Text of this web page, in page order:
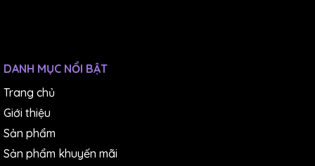
DANH MỤC NỔI BẬT
Trang chủ
Giới thiệu
Sản phẩm
Sản phẩm khuyến mãi